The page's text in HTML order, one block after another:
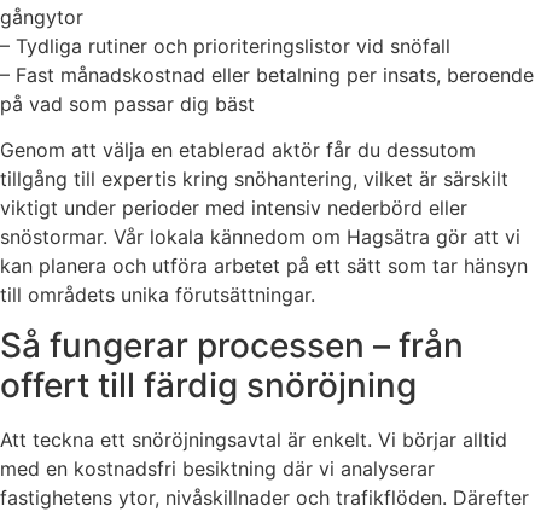
gångytor
– Tydliga rutiner och prioriteringslistor vid snöfall
– Fast månadskostnad eller betalning per insats, beroende
på vad som passar dig bäst
Genom att välja en etablerad aktör får du dessutom
tillgång till expertis kring snöhantering, vilket är särskilt
viktigt under perioder med intensiv nederbörd eller
snöstormar. Vår lokala kännedom om Hagsätra gör att vi
kan planera och utföra arbetet på ett sätt som tar hänsyn
till områdets unika förutsättningar.
Så fungerar processen – från
offert till färdig snöröjning
Att teckna ett snöröjningsavtal är enkelt. Vi börjar alltid
med en kostnadsfri besiktning där vi analyserar
fastighetens ytor, nivåskillnader och trafikflöden. Därefter